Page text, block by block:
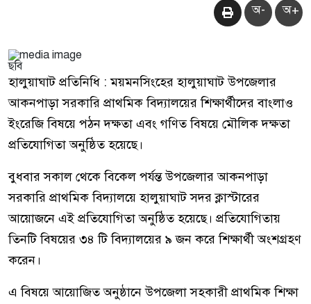
অ- অ+
ছবি
হালুয়াঘাট প্রতিনিধি : ময়মনসিংহের হালুয়াঘাট উপজেলার
আকনপাড়া সরকারি প্রাথমিক বিদ্যালয়ের শিক্ষার্থীদের বাংলাও
ইংরেজি বিষয়ে পঠন দক্ষতা এবং গণিত বিষয়ে মৌলিক দক্ষতা
প্রতিযোগিতা অনুষ্ঠিত হয়েছে।
বুধবার সকাল থেকে বিকেল পর্যন্ত উপজেলার আকনপাড়া
সরকারি প্রাথমিক বিদ্যালয়ে হালুয়াঘাট সদর ক্লাস্টারের
আয়োজনে এই প্রতিযোগিতা অনুষ্ঠিত হয়েছে। প্রতিযোগিতায়
তিনটি বিষয়ের ৩৪ টি বিদ্যালয়ের ৯ জন করে শিক্ষার্থী অংশগ্রহণ
করেন।
এ বিষয়ে আয়োজিত অনুষ্ঠানে উপজেলা সহকারী প্রাথমিক শিক্ষা